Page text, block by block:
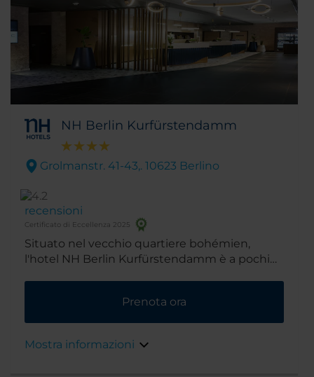
NH Berlin Kurfürstendamm
Grolmanstr. 41-43,. 10623 Berlino
recensioni
Certificato di Eccellenza 2025
Situato nel vecchio quartiere bohémien,
l'hotel NH Berlin Kurfürstendamm è a pochi
facilmente alcune tra le più importanti
attrazioni turistiche di Berlino. La stazione
stazione ferroviaria S-Bahn Savignyplatz sono
Prenota ora
Mostra informazioni